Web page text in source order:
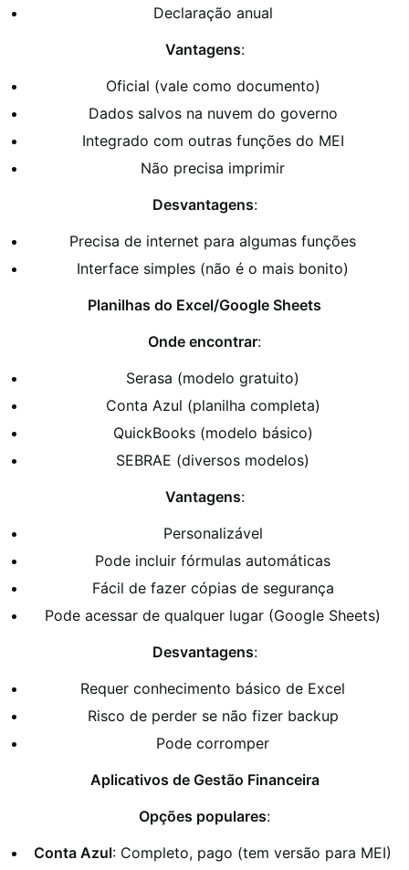
Declaração anual
Vantagens:
Oficial (vale como documento)
Dados salvos na nuvem do governo
Integrado com outras funções do MEI
Não precisa imprimir
Desvantagens:
Precisa de internet para algumas funções
Interface simples (não é o mais bonito)
Planilhas do Excel/Google Sheets
Onde encontrar:
Serasa (modelo gratuito)
Conta Azul (planilha completa)
QuickBooks (modelo básico)
SEBRAE (diversos modelos)
Vantagens:
Personalizável
Pode incluir fórmulas automáticas
Fácil de fazer cópias de segurança
Pode acessar de qualquer lugar (Google Sheets)
Desvantagens:
Requer conhecimento básico de Excel
Risco de perder se não fizer backup
Pode corromper
Aplicativos de Gestão Financeira
Opções populares:
Conta Azul: Completo, pago (tem versão para MEI)